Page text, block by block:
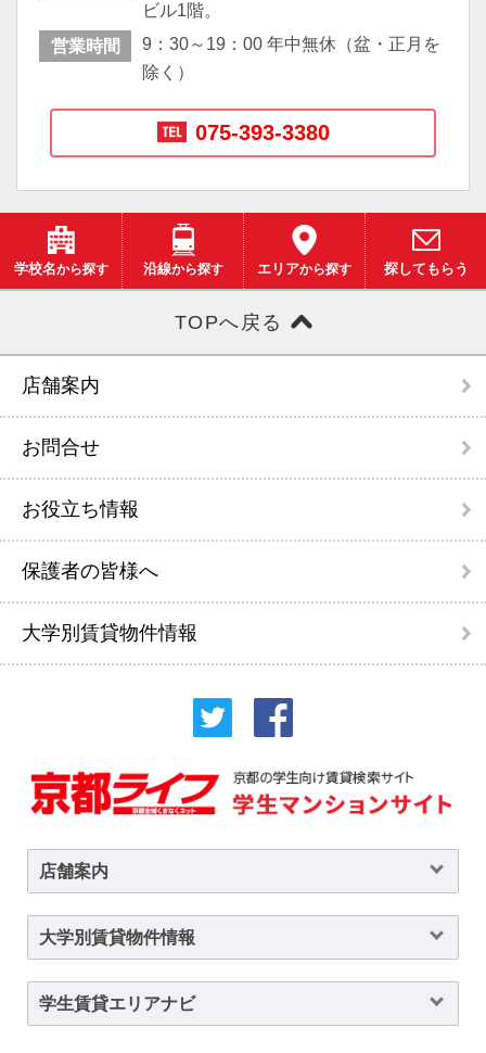
ビル1階。
営業時間
9：30～19：00 年中無休（盆・正月を
除く）
075-393-3380
学校名から探す 沿線から探す エリアから探す 探してもらう
TOPへ戻る
店舗案内
お問合せ
お役立ち情報
保護者の皆様へ
大学別賃貸物件情報
店舗案内
大学別賃貸物件情報
学生賃貸エリアナビ